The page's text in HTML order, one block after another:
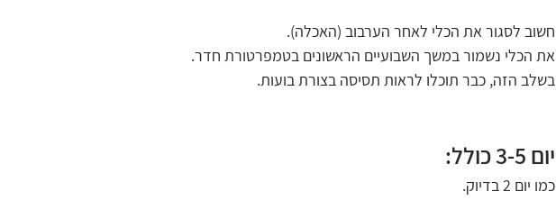
חשוב לסגור את הכלי לאחר הערבוב (האכלה).
את הכלי נשמור במשך השבועיים הראשונים בטמפרטורת חדר.
בשלב הזה, כבר תוכלו לראות תסיסה בצורת בועות.
יום 3-5 כולל:
כמו יום 2 בדיוק.